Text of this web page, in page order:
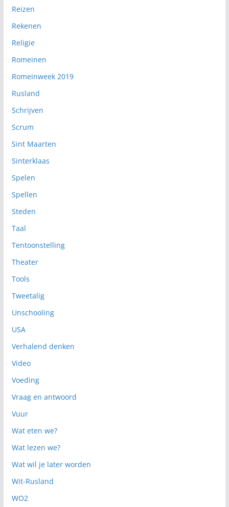
Reizen
Rekenen
Religie
Romeinen
Romeinweek 2019
Rusland
Schrijven
Scrum
Sint Maarten
Sinterklaas
Spelen
Spellen
Steden
Taal
Tentoonstelling
Theater
Tools
Tweetalig
Unschooling
USA
Verhalend denken
Video
Voeding
Vraag en antwoord
Vuur
Wat eten we?
Wat lezen we?
Wat wil je later worden
Wit-Rusland
WO2